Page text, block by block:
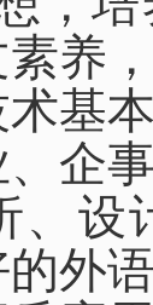
养
基
企
、设
外